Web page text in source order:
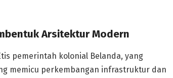
Arsitektur Modern
pemerintah kolonial Belanda, yang
memicu perkembangan infrastruktur dan